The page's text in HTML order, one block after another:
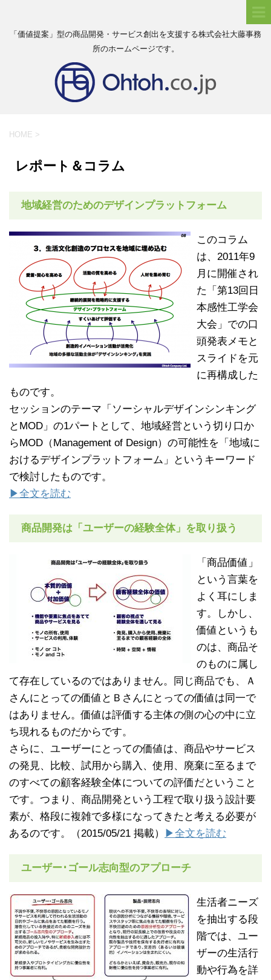
「価値提案」型の商品開発・サービス創出を支援する株式会社大藤事務
所のホームページです。
HOME >
レポート＆コラム
地域経営のためのデザインプラットフォーム
このコラム
は、2011年9
月に開催され
た「第13回日
本感性工学会
大会」での口
頭発表メモと
スライドを元
に再構成した
ものです。
セッションのテーマ「ソーシャルデザインシンキング
とMOD」の1パートとして、地域経営という切り口か
らMOD（Management of Design）の可能性を「地域に
おけるデザインプラットフォーム」というキーワード
で検討したものです。
▶全文を読む
商品開発は「ユーザーの経験全体」を取り扱う
「商品価値」
という言葉を
よく耳にしま
す。しかし、
価値というも
のは、商品そ
のものに属し
て存在しているのではありません。同じ商品でも、Ａ
さんにとっての価値とＢさんにとっての価値は同一で
はありません。価値は評価する主体の側の心の中に立
ち現れるものだからです。
さらに、ユーザーにとっての価値は、商品やサービス
の発見、比較、試用から購入、使用、廃棄に至るまで
のすべての顧客経験全体についての評価だということ
です。つまり、商品開発という工程で取り扱う設計要
素が、格段に複雑で多様になってきたと考える必要が
あるのです。（2015/05/21 掲載）
▶全文を読む
ユーザー･ゴール志向型のアプローチ
生活者ニーズ
を抽出する段
階では、ユー
ザーの生活行
動や行為を詳